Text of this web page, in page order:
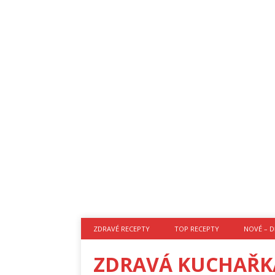
ZDRAVÉ RECEPTY TOP RECEPTY NOVÉ –
ZDRAVÁ